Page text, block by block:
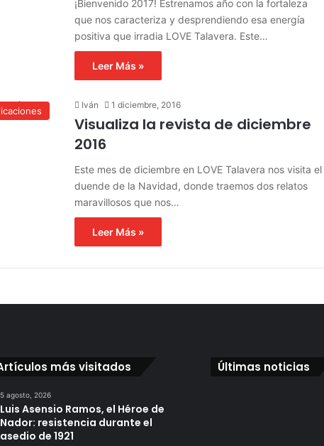
¡Bienvenido 2017! Estrenamos año con la fortaleza
que nos caracteriza y desprendiendo esa energía
positiva que irradia LOVE Talavera. Este…
Leer Más »
Iván 1 diciembre, 2016
Visualiza la revista de diciembre
2016
Este mes de diciembre en LOVE Talavera nos visita el
duende de la Navidad, donde traemos dos relatos
maravillosos que nos…
Leer Más »
más visitados
5 agosto, 2026
Luis Asensio Ramos, el Héroe de
Nador: resistencia durante el
asedio de 1921
Últimas noticias